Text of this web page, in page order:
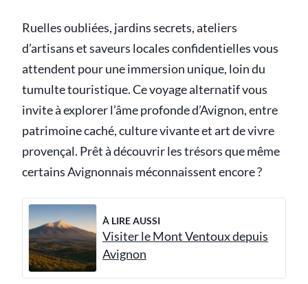
Ruelles oubliées, jardins secrets, ateliers
d’artisans et saveurs locales confidentielles vous
attendent pour une immersion unique, loin du
tumulte touristique. Ce voyage alternatif vous
invite à explorer l’âme profonde d’Avignon, entre
patrimoine caché, culture vivante et art de vivre
provençal. Prêt à découvrir les trésors que même
certains Avignonnais méconnaissent encore ?
À LIRE AUSSI
Visiter le Mont Ventoux depuis
Avignon